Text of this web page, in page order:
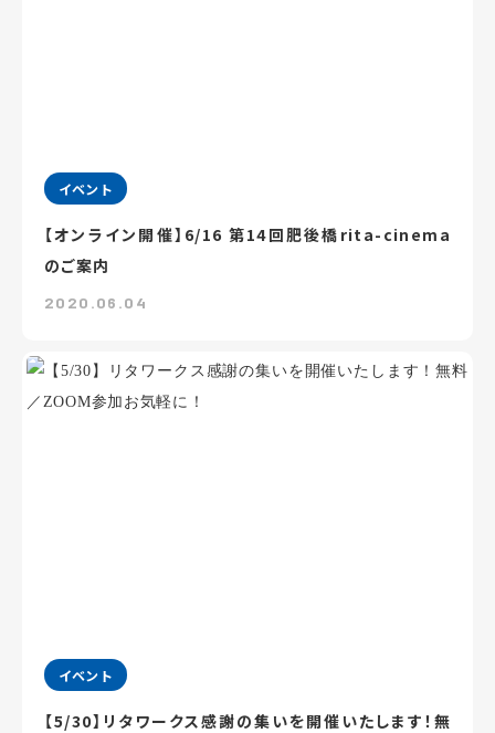
イベント
【オンライン開催】6/16 第14回肥後橋rita-cinema
のご案内
2020.06.04
イベント
【5/30】リタワークス感謝の集いを開催いたします！無